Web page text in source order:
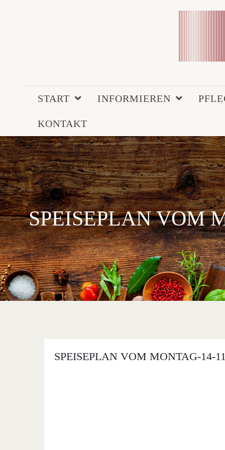
START INFORMIEREN
KONTAKT
SPEISEPLAN VOM
SPEISEPLAN VOM MONTAG-14-